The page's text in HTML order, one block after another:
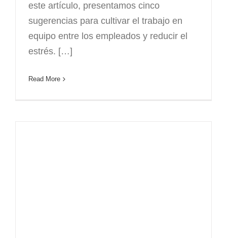
este artículo, presentamos cinco
sugerencias para cultivar el trabajo en
equipo entre los empleados y reducir el
estrés. […]
Read More